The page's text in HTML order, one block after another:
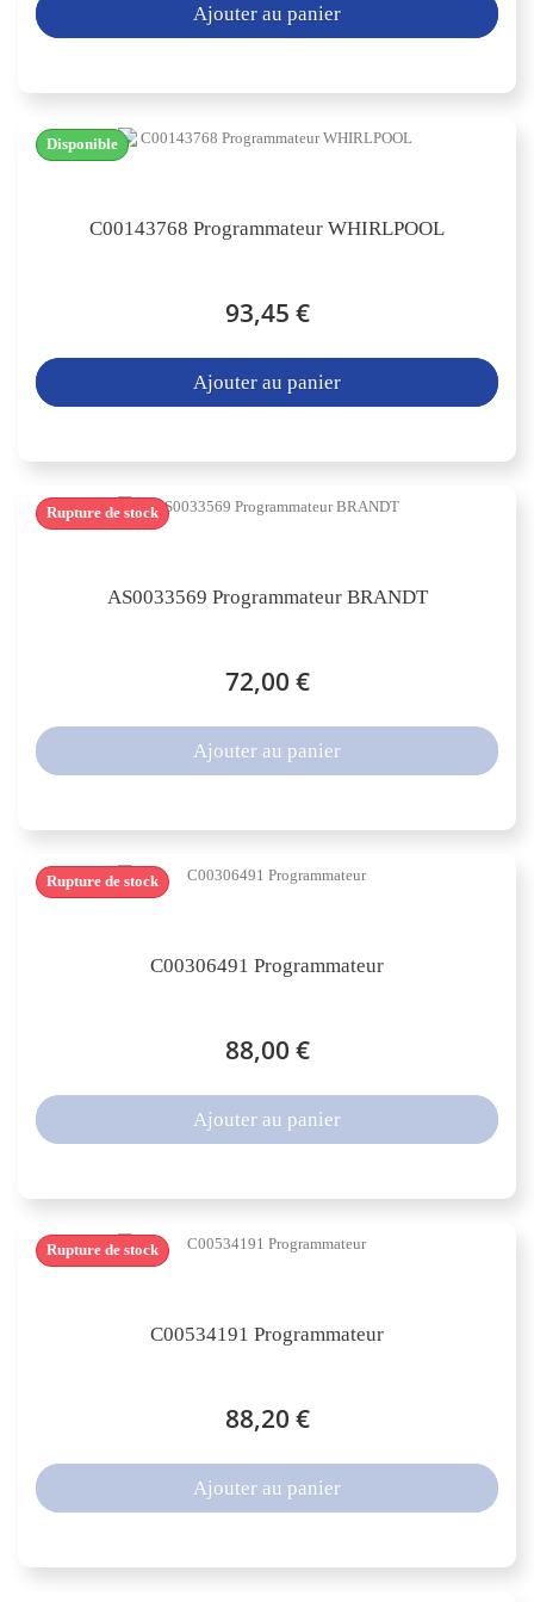
Ajouter au panier
C00143768 Programmateur WHIRLPOOL
93,45 €
Disponible
Ajouter au panier
AS0033569 Programmateur BRANDT
72,00 €
Rupture de stock
Ajouter au panier
C00306491 Programmateur
88,00 €
Rupture de stock
Ajouter au panier
C00534191 Programmateur
88,20 €
Rupture de stock
Ajouter au panier